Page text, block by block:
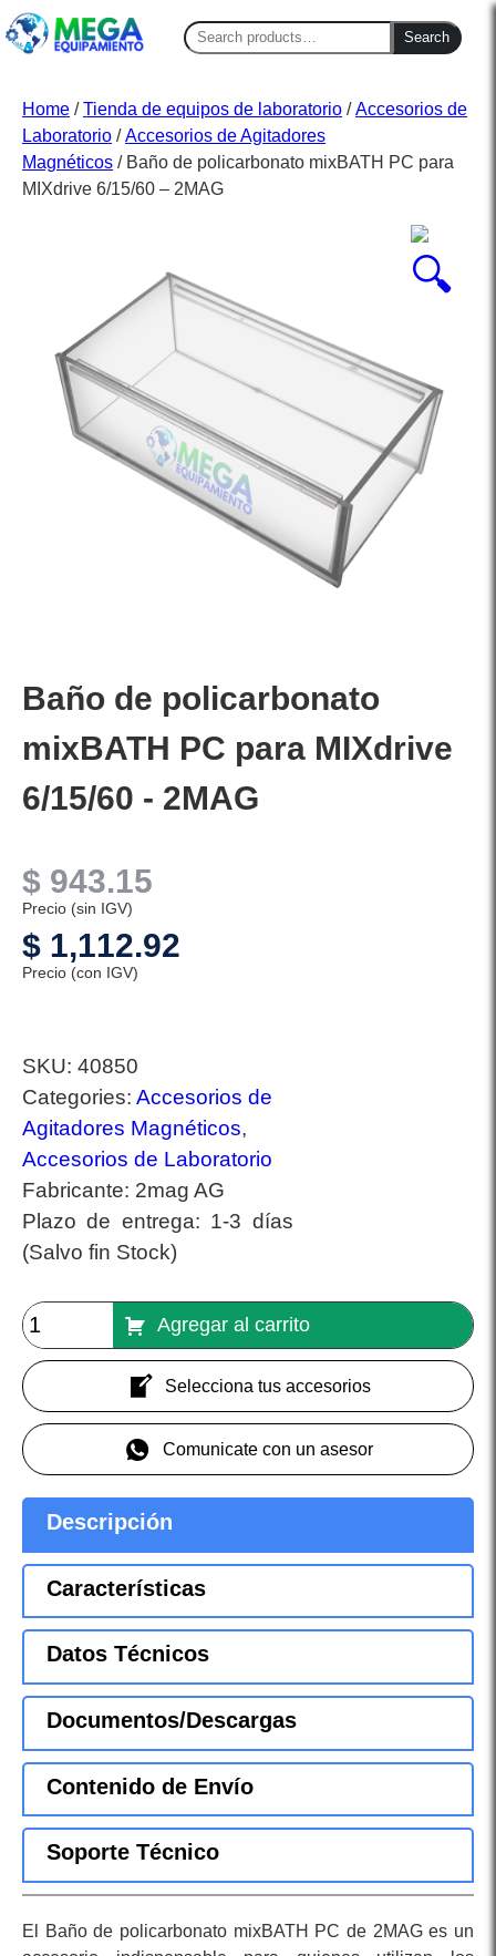
Search
for:
Search
Home /Tienda de equipos de laboratorio /Accesorios de
Laboratorio /Accesorios de Agitadores
Magnéticos / Baño de policarbonato mixBATH PC para
MIXdrive 6/15/60 – 2MAG
Baño de policarbonato
mixBATH PC para MIXdrive
6/15/60 - 2MAG
$ 943.15
Precio (sin IGV)
$ 1,112.92
Precio (con IGV)
SKU: 40850
Categories: Accesorios de
Agitadores Magnéticos,
Accesorios de Laboratorio
Fabricante: 2mag AG
Plazo de entrega: 1-3 días
(Salvo fin Stock)
Agregar al carrito
Selecciona tus accesorios
Comunicate con un asesor
Descripción
Características
Datos Técnicos
Documentos/Descargas
Contenido de Envío
Soporte Técnico
El Baño de policarbonato mixBATH PC de 2MAG es un